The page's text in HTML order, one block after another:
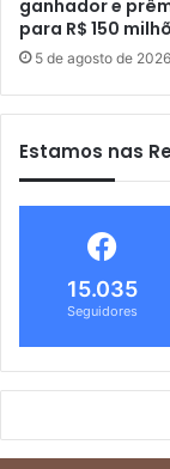
ganhador e
para R$ 150
5 de agosto de 2026
Estamos nas
15.035
Seguidores